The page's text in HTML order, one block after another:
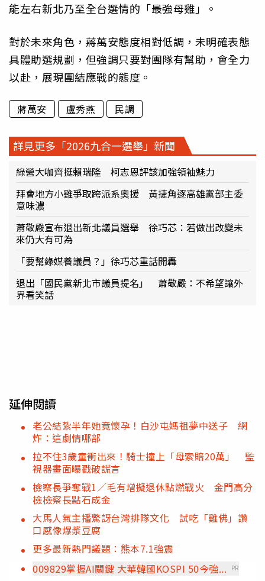
能左右新北乃至全台選情的「最強母雞」。
對於未來角色，蔣萬安態度相對低調，未明確表態
具體助選規劃，但強調只要對團隊有幫助，會全力
以赴，展現團結應戰的態度。
蔣萬安 盧秀燕 民調
詳見更多「2026九合一選舉」新聞
綠營大咖齊挺賴瑞隆 柯志恩評該加強領袖魅力
拜會地方小雞爭取跨派系奧援 黃捷角逐高雄黨部主委
意味濃
蕭敬嚴宣布退出新北議員選舉 徐巧芯：若做出改變未
來仍大有可為
「要幫綠媒養議員？」徐巧芯重話開轟
退出「國民黨新北市議員提名」 蕭敬嚴：不希望讓外
界看笑話
延伸閱讀
老公結紮半年她竟懷孕！白沙屯媽祖夢中送子 網
炸：這劇情哪部
拉不住3歲童衝出來！騎士撞上「母索賠20萬」 監
視器畫面曝戳破謊言
檢察長爭奪戰1／毛有增擬退休點燃戰火 金門高分
檢檢察長點石成金
大馬人氣主播驚訝台灣排隊文化 試吃「雞佛」讚
口感像爆漿豆腐
更多最新熱門議題：熊本7.1強震
009829掌握AI關鍵 大華韓國KOSPI 50今強...
PR